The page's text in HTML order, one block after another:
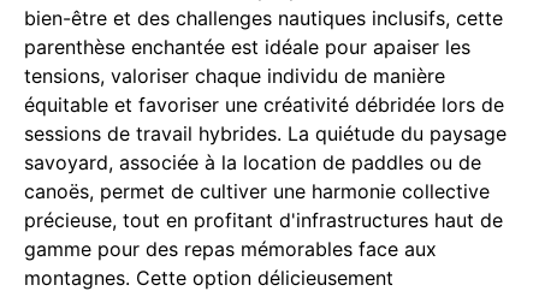
bien-être et des challenges nautiques inclusifs, cette
parenthèse enchantée est idéale pour apaiser les
tensions, valoriser chaque individu de manière
équitable et favoriser une créativité débridée lors de
sessions de travail hybrides. La quiétude du paysage
savoyard, associée à la location de paddles ou de
canoës, permet de cultiver une harmonie collective
précieuse, tout en profitant d'infrastructures haut de
gamme pour des repas mémorables face aux
montagnes. Cette option délicieusement